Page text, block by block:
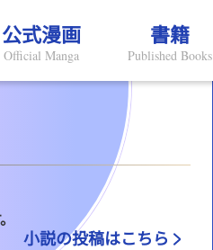
公式漫画
Official Manga
書籍
Published Books
小説の投稿はこちら